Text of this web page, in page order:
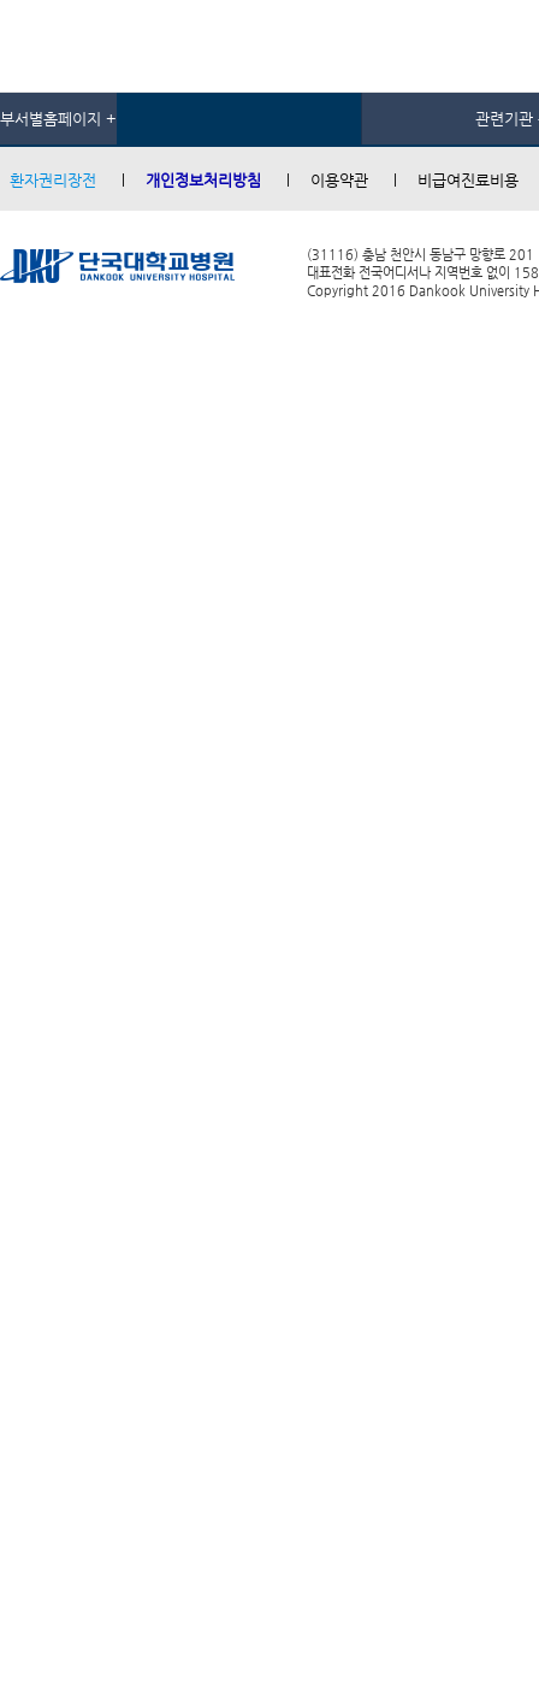
부서별홈페이지 + 관련기관
환자권리장전 개인정보처리방침 이용약관 비급여진료비용
(31116) 충남 천안시 동남구 망향로 201
대표전화 전국어디서나 지역번호 없이
Copyright 2016 Dankook University